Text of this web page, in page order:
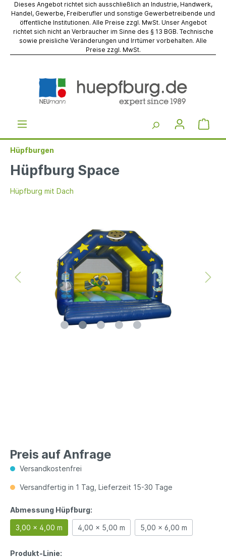
Dieses Angebot richtet sich ausschließlich an Industrie, Handwerk,
Handel, Gewerbe, Freiberufler und sonstige Gewerbetreibende und
öffentliche Institutionen. Alle Preise zzgl. MwSt. Unser Angebot
richtet sich nicht an Verbraucher im Sinne des § 13 BGB. Technische
sowie preisliche Veränderungen und Irrtümer vorbehalten. Alle
Preise zzgl. MwSt.
Hüpfburgen
Hüpfburg Space
Hüpfburg mit Dach
Preis auf Anfrage
Versandkostenfrei
Versandfertig in 1 Tag, Lieferzeit 15-30 Tage
Abmessung Hüpfburg:
3,00 x 4,00 m 4,00 x 5,00 m 5,00 x 6,00 m
Produkt-Linie: